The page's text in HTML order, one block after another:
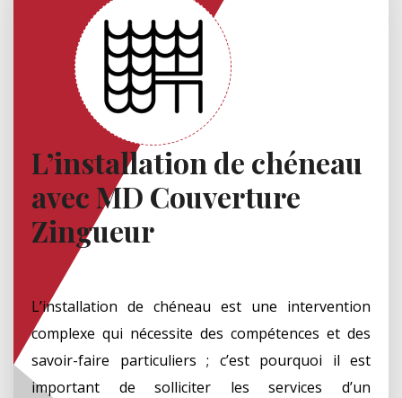
L’installation de chéneau
avec MD Couverture
Zingueur
L’installation de chéneau est une intervention
complexe qui nécessite des compétences et des
savoir-faire particuliers ; c’est pourquoi il est
important de solliciter les services d’un